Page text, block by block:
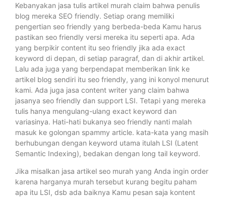
Kebanyakan jasa tulis artikel murah claim bahwa penulis
blog mereka SEO friendly. Setiap orang memiliki
pengertian seo friendly yang berbeda-beda Kamu harus
pastikan seo friendly versi mereka itu seperti apa. Ada
yang berpikir content itu seo friendly jika ada exact
keyword di depan, di setiap paragraf, dan di akhir artikel.
Lalu ada juga yang berpendapat memberikan link ke
artikel blog sendiri itu seo friendly, yang ini konyol menurut
kami. Ada juga jasa content writer yang claim bahwa
jasanya seo friendly dan support LSI. Tetapi yang mereka
tulis hanya mengulang-ulang exact keyword dan
variasinya. Hati-hati bukanya seo friendly nanti malah
masuk ke golongan spammy article. kata-kata yang masih
berhubungan dengan keyword utama itulah LSI (Latent
Semantic Indexing), bedakan dengan long tail keyword.
Jika misalkan jasa artikel seo murah yang Anda ingin order
karena harganya murah tersebut kurang begitu paham
apa itu LSI, dsb ada baiknya Kamu pesan saja kontent